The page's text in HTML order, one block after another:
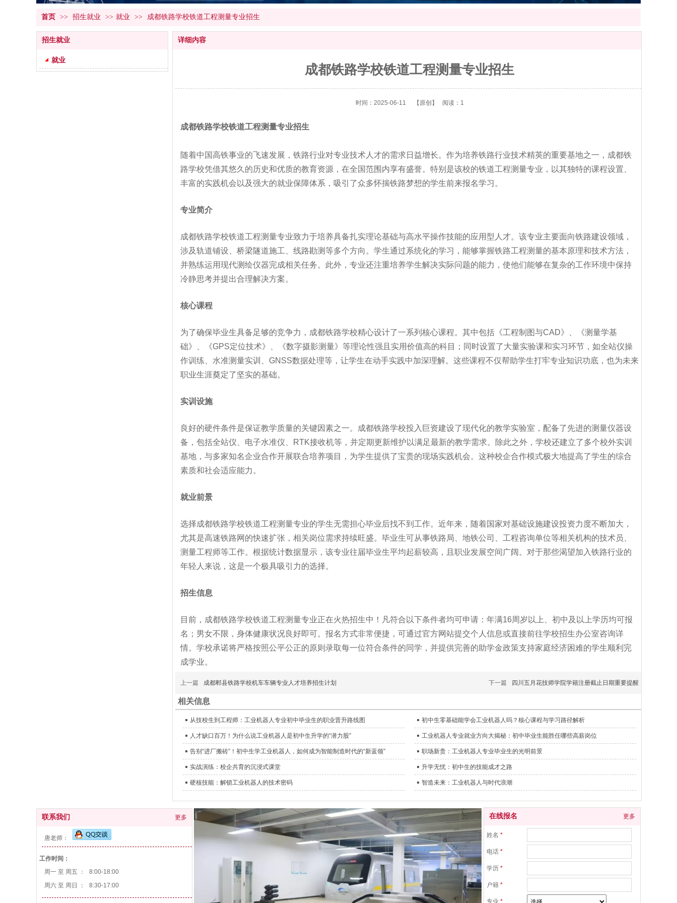
首页 >> 招生就业 >> 就业 >> 成都铁路学校铁道工程测量专业招生
招生就业
就业
详细内容
成都铁路学校铁道工程测量专业招生
时间：2025-06-11 【原创】 阅读：1
成都铁路学校铁道工程测量专业招生
随着中国高铁事业的飞速发展，铁路行业对专业技术人才的需求日益增长。作为培养铁路行业技术精英的重要基地之一，成都铁
路学校凭借其悠久的历史和优质的教育资源，在全国范围内享有盛誉。特别是该校的铁道工程测量专业，以其独特的课程设置、
丰富的实践机会以及强大的就业保障体系，吸引了众多怀揣铁路梦想的学生前来报名学习。
专业简介
成都铁路学校铁道工程测量专业致力于培养具备扎实理论基础与高水平操作技能的应用型人才。该专业主要面向铁路建设领域，
涉及轨道铺设、桥梁隧道施工、线路勘测等多个方向。学生通过系统化的学习，能够掌握铁路工程测量的基本原理和技术方法，
并熟练运用现代测绘仪器完成相关任务。此外，专业还注重培养学生解决实际问题的能力，使他们能够在复杂的工作环境中保持
冷静思考并提出合理解决方案。
核心课程
为了确保毕业生具备足够的竞争力，成都铁路学校精心设计了一系列核心课程。其中包括《工程制图与CAD》、《测量学基
础》、《GPS定位技术》、《数字摄影测量》等理论性强且实用价值高的科目；同时设置了大量实验课和实习环节，如全站仪操
作训练、水准测量实训、GNSS数据处理等，让学生在动手实践中加深理解。这些课程不仅帮助学生打牢专业知识功底，也为未来
职业生涯奠定了坚实的基础。
实训设施
良好的硬件条件是保证教学质量的关键因素之一。成都铁路学校投入巨资建设了现代化的教学实验室，配备了先进的测量仪器设
备，包括全站仪、电子水准仪、RTK接收机等，并定期更新维护以满足最新的教学需求。除此之外，学校还建立了多个校外实训
基地，与多家知名企业合作开展联合培养项目，为学生提供了宝贵的现场实践机会。这种校企合作模式极大地提高了学生的综合
素质和社会适应能力。
就业前景
选择成都铁路学校铁道工程测量专业的学生无需担心毕业后找不到工作。近年来，随着国家对基础设施建设投资力度不断加大，
尤其是高速铁路网的快速扩张，相关岗位需求持续旺盛。毕业生可从事铁路局、地铁公司、工程咨询单位等相关机构的技术员、
测量工程师等工作。根据统计数据显示，该专业往届毕业生平均起薪较高，且职业发展空间广阔。对于那些渴望加入铁路行业的
年轻人来说，这是一个极具吸引力的选择。
招生信息
目前，成都铁路学校铁道工程测量专业正在火热招生中！凡符合以下条件者均可申请：年满16周岁以上、初中及以上学历均可报
名；男女不限，身体健康状况良好即可。报名方式非常便捷，可通过官方网站提交个人信息或直接前往学校招生办公室咨询详
情。学校承诺将严格按照公平公正的原则录取每一位符合条件的同学，并提供完善的助学金政策支持家庭经济困难的学生顺利完
成学业。
上一篇 成都郫县铁路学校机车车辆专业人才培养招生计划 下一篇 四川五月花技师学院学籍注册截止日期重要提醒
相关信息
从技校生到工程师：工业机器人专业初中毕业生的职业晋升路线图 初中生零基础能学会工业机器人吗？核心课程与学习路径解析
人才缺口百万！为什么说工业机器人是初中生升学的“潜力股” 工业机器人专业就业方向大揭秘：初中毕业生能胜任哪些高薪岗位
告别“进厂搬砖”！初中生学工业机器人，如何成为智能制造时代的“新蓝领” 职场新贵：工业机器人专业毕业生的光明前景
实战演练：校企共育的沉浸式课堂 升学无忧：初中生的技能成才之路
硬核技能：解锁工业机器人的技术密码 智造未来：工业机器人与时代浪潮
联系我们 更多
唐老师：
工作时间：
周一 至 周五 ：
8:00-18:00
周六 至 周日 ：
8:30-17:00
在线报名 更多
姓名 *
电话 *
学历 *
户籍 *
专业 *